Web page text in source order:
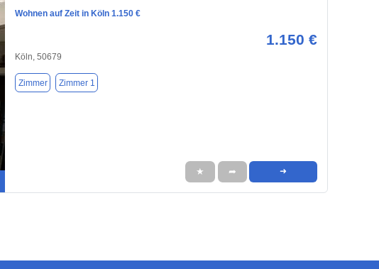
Wohnen auf Zeit in Köln 1.150 €
1.150 €
Köln, 50679
Zimmer Zimmer 1
★ ➦ ➜